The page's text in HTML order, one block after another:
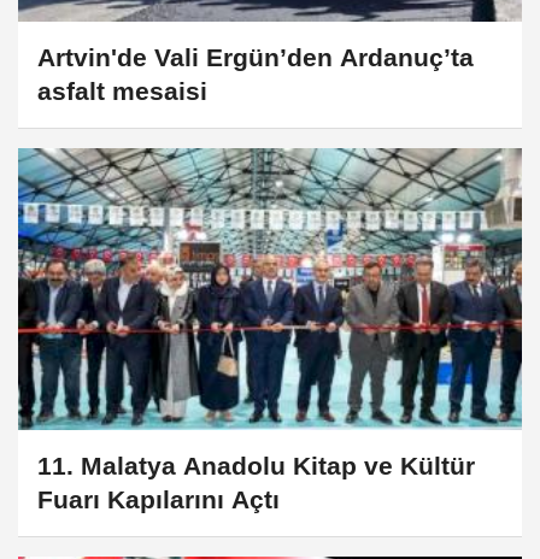
Artvin'de Vali Ergün’den Ardanuç’ta
asfalt mesaisi
11. Malatya Anadolu Kitap ve Kültür
Fuarı Kapılarını Açtı